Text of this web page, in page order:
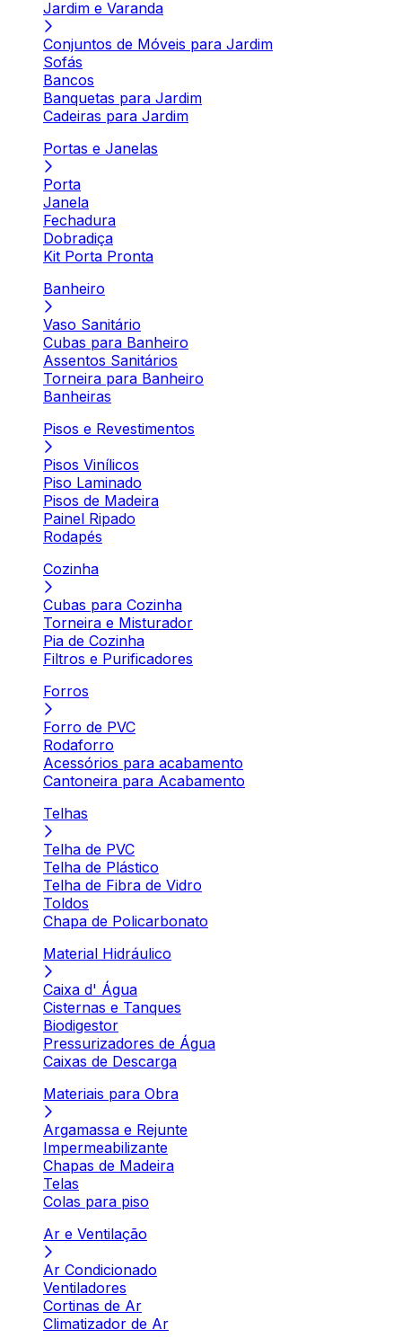
Jardim e Varanda
Conjuntos de Móveis para Jardim
Sofás
Bancos
Banquetas para Jardim
Cadeiras para Jardim
Portas e Janelas
Porta
Janela
Fechadura
Dobradiça
Kit Porta Pronta
Banheiro
Vaso Sanitário
Cubas para Banheiro
Assentos Sanitários
Torneira para Banheiro
Banheiras
Pisos e Revestimentos
Pisos Vinílicos
Piso Laminado
Pisos de Madeira
Painel Ripado
Rodapés
Cozinha
Cubas para Cozinha
Torneira e Misturador
Pia de Cozinha
Filtros e Purificadores
Forros
Forro de PVC
Rodaforro
Acessórios para acabamento
Cantoneira para Acabamento
Telhas
Telha de PVC
Telha de Plástico
Telha de Fibra de Vidro
Toldos
Chapa de Policarbonato
Material Hidráulico
Caixa d' Água
Cisternas e Tanques
Biodigestor
Pressurizadores de Água
Caixas de Descarga
Materiais para Obra
Argamassa e Rejunte
Impermeabilizante
Chapas de Madeira
Telas
Colas para piso
Ar e Ventilação
Ar Condicionado
Ventiladores
Cortinas de Ar
Climatizador de Ar